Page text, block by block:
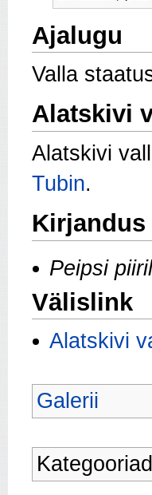
Ajalugu
Valla
Alatskivi
Alatskivi
Tubin.
Kirjandus
Peipsi
Välislink
Alatskivi
Galerii